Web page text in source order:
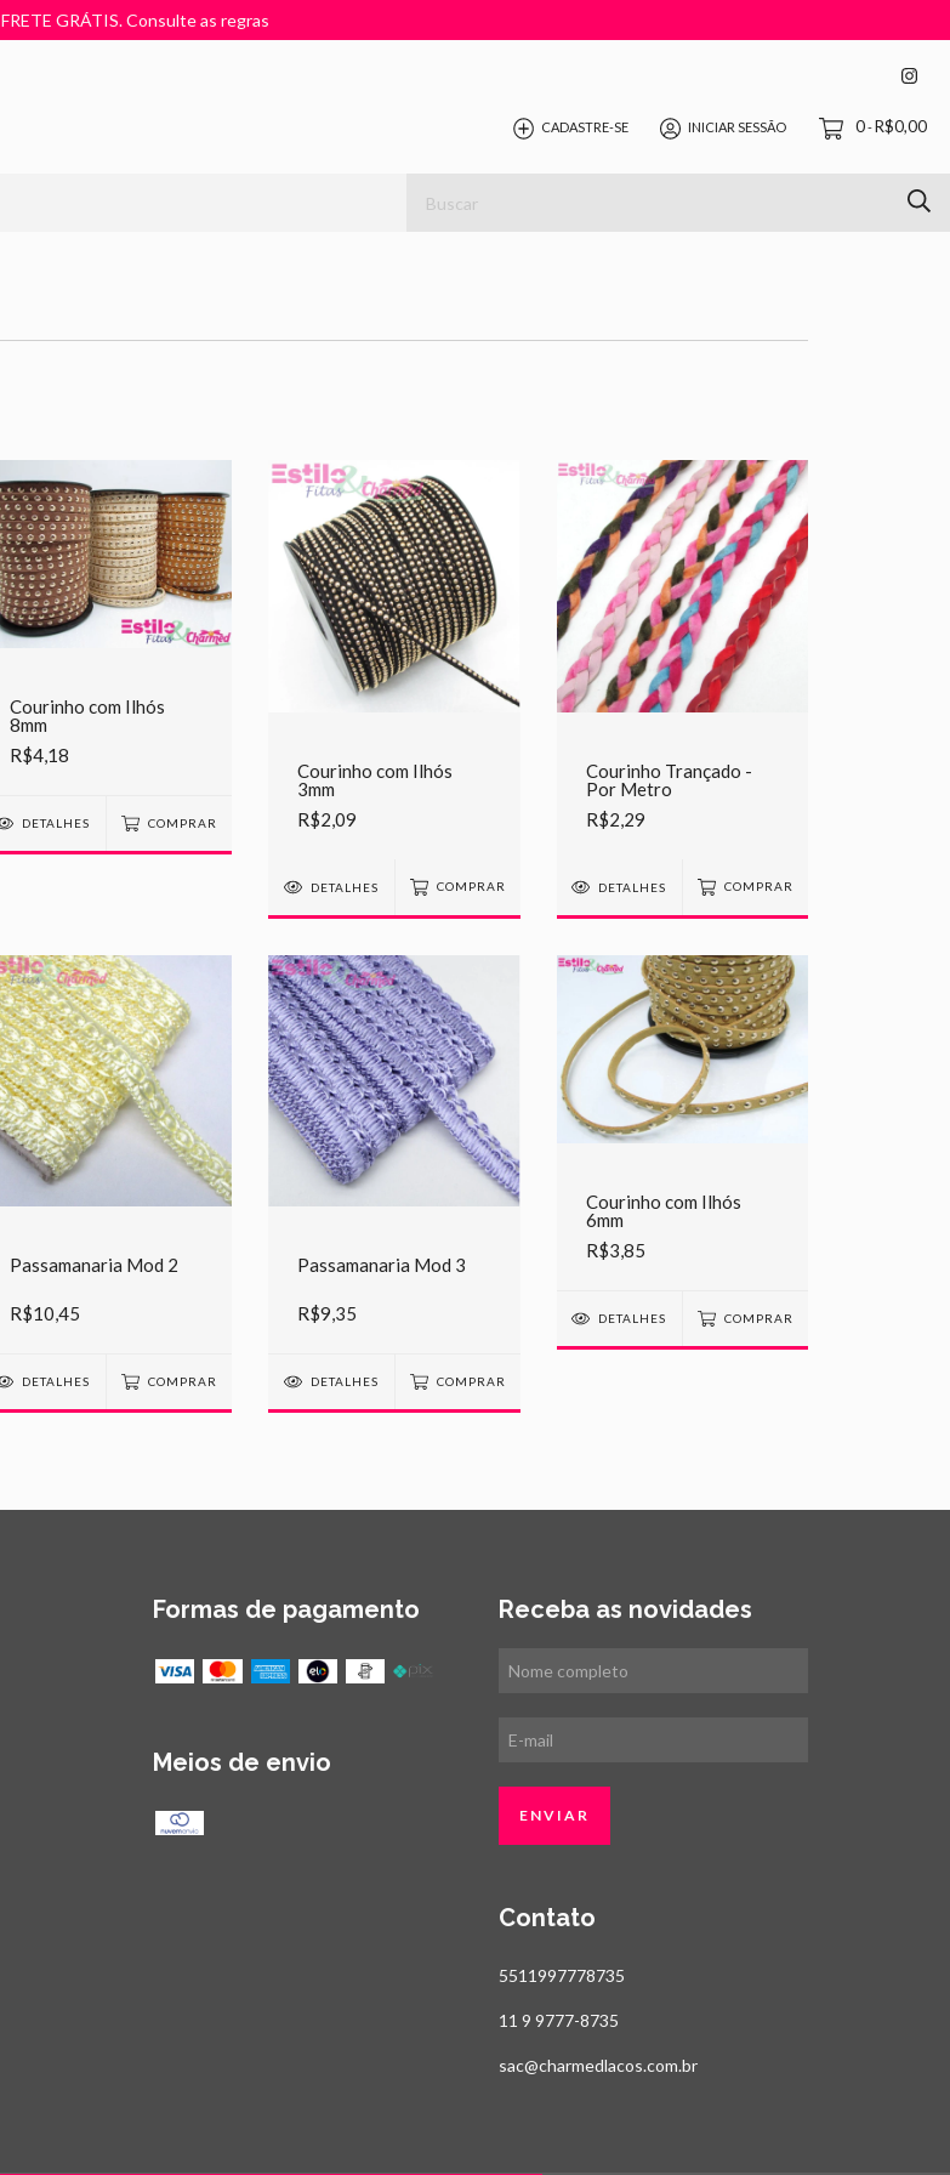
FRETE GRÁTIS. Consulte as regras
CADASTRE-SE INICIAR SESSÃO 0-R$0,00
Courinho com Ilhós
8mm
R$4,18
DETALHES COMPRAR
Courinho com Ilhós
3mm
R$2,09
DETALHES COMPRAR
Courinho Trançado -
Por Metro
R$2,29
DETALHES COMPRAR
Passamanaria Mod 2
R$10,45
DETALHES COMPRAR
Passamanaria Mod 3
R$9,35
DETALHES COMPRAR
Courinho com Ilhós
6mm
R$3,85
DETALHES COMPRAR
Formas de pagamento
Meios de envio
Receba as novidades
Contato
5511997778735
11 9 9777-8735
sac@charmedlacos.com.br